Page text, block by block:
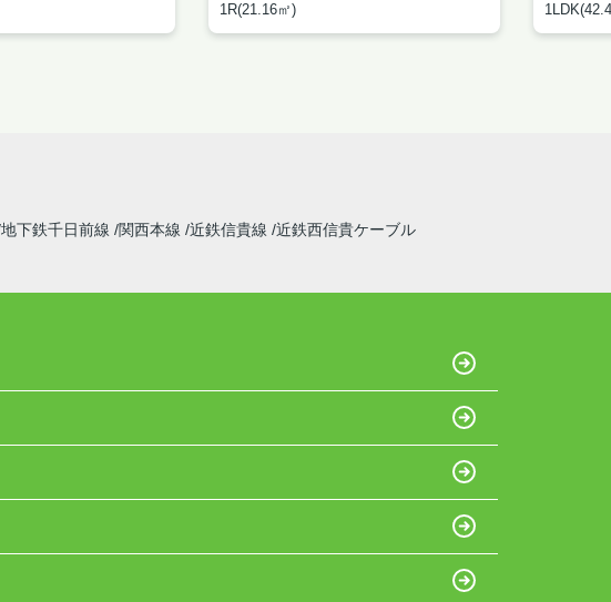
1R(21.16㎡)
地下鉄千日前線 関西本線 近鉄信貴線 近鉄西信貴ケーブル